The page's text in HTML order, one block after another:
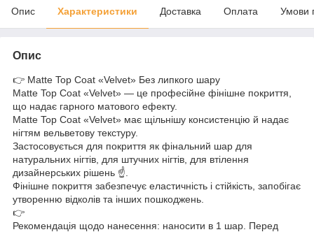
Опис Характеристики Доставка Оплата Умови
Опис
👉 Matte Top Coat «Velvet» Без липкого шару
Matte Top Coat «Velvet» — це професійне фінішне покриття,
що надає гарного матового ефекту.
Matte Top Coat «Velvet» має щільнішу консистенцію й надає
нігтям вельветову текстуру.
Застосовується для покриття як фінальний шар для
натуральних нігтів, для штучних нігтів, для втілення
дизайнерських рішень ☝️.
Фінішне покриття забезпечує еластичність і стійкість, запобігає
утворенню відколів та інших пошкоджень.
👉
Рекомендація щодо нанесення: наносити в 1 шар. Перед